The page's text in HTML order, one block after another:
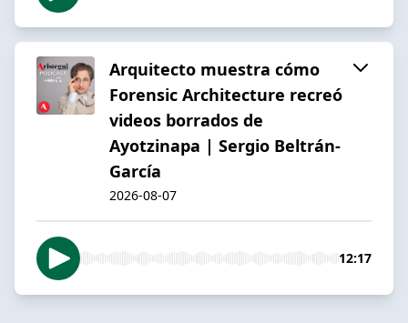
Arquitecto muestra cómo
Forensic Architecture recreó
videos borrados de
Ayotzinapa | Sergio Beltrán-
García
2026-08-07
12:17